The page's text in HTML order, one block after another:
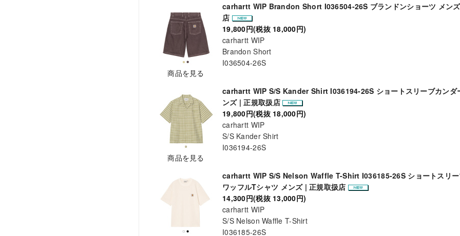
商品を見る
carhartt WIP Brandon Short I036504-26S ブランドンショーツ メン
店
19,800円(税抜 18,000円)
carhartt WIP
Brandon Short
I036504-26S
商品を見る
carhartt WIP S/S Kander Shirt I036194-26S ショートスリーブカンダ
ンズ | 正規取扱店
19,800円(税抜 18,000円)
carhartt WIP
S/S Kander Shirt
I036194-26S
carhartt WIP S/S Nelson Waffle T-Shirt I036185-26S ショートスリー
ワッフルTシャツ メンズ | 正規取扱店
14,300円(税抜 13,000円)
carhartt WIP
S/S Nelson Waffle T-Shirt
I036185-26S